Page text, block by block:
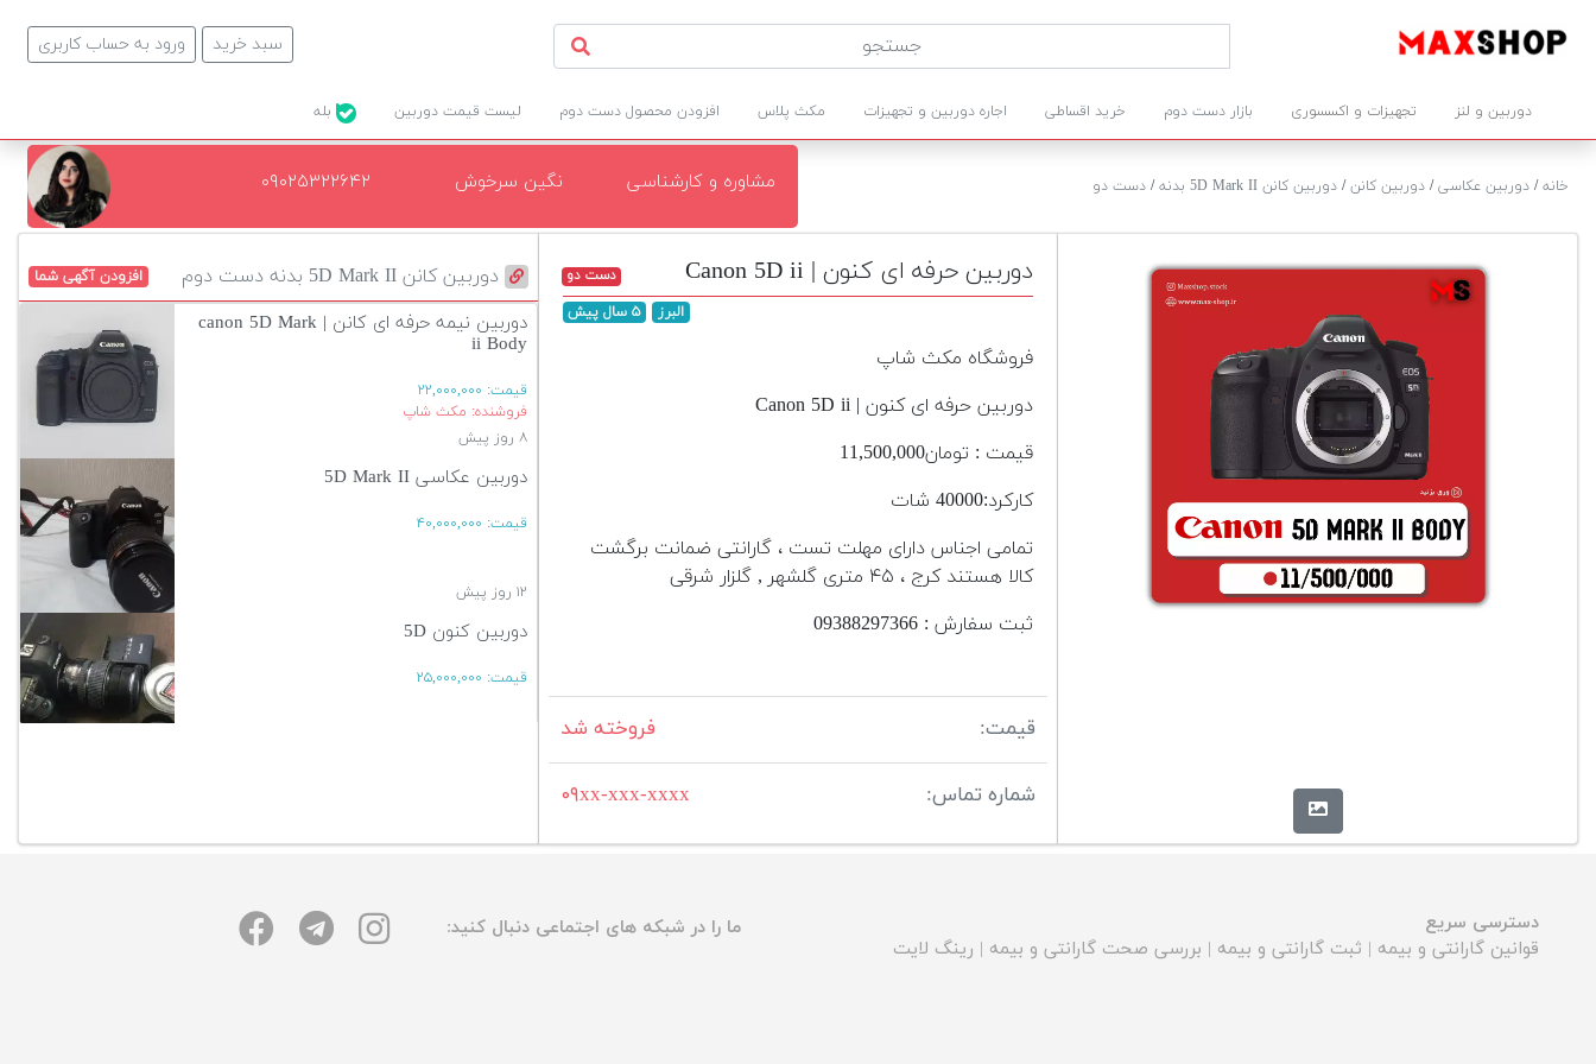
ورود به حساب کاربری سبد خرید
دوربین و لنز تجهیزات و اکسسوری بازار دست دوم خرید اقساطی اجاره دوربین و تجهیزات مکث پلاس افزودن محصول دست دوم لیست قیمت دوربین
خانه/ دوربین عکاسی/ دوربین کانن/ دوربین کانن 5D Mark II بدنه / دست دو مشاوره و کارشناسی نگین سرخوش ۰۹۰۲۵۳۲۲۶۴۲
دوربین کانن 5D Mark II بدنه دست دوم افزودن آگهی شما
دوربین نیمه حرفه ای کانن | canon 5D Mark
ii Body
قیمت: ۲۲,۰۰۰,۰۰۰
فروشنده: مکث شاپ
۸ روز پیش
دوربین عکاسی 5D Mark II
قیمت: ۴۰,۰۰۰,۰۰۰
۱۲ روز پیش
دوربین کنون 5D
قیمت: ۲۵,۰۰۰,۰۰۰
دوربین حرفه ای کنون | Canon 5D ii
دست دو
البرز
۵ سال پیش
فروشگاه مکث شاپ
دوربین حرفه ای کنون | Canon 5D ii
قیمت : تومان11,500,000
کارکرد:40000 شات
تمامی اجناس دارای مهلت تست ، گارانتی ضمانت برگشت
کالا هستند کرج ، ۴۵ متری گلشهر , گلزار شرقی
ثبت سفارش : 09388297366
قیمت: فروخته شد
شماره تماس: ۰۹xx-xxx-xxxx
دسترسی سریع
قوانین گارانتی و بیمه | ثبت گارانتی و بیمه | بررسی صحت گارانتی و بیمه | رینگ لایت
ما را در شبکه های اجتماعی دنبال کنید: